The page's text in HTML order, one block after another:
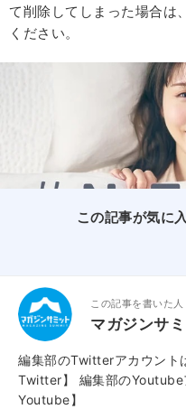
て削除してしまった場合は
ください。
この記事が気に
この記事を書いた人
マガジンサ
編集部のTwitterアカウント
Twitter】
編集部のYoutube
Youtube】